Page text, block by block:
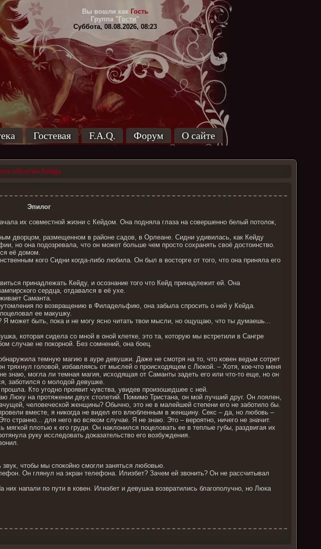
Вы вошли как Гость
Группа " Гости"
Суббота, 08.08.2026, 08:23
Гостевая F.A.Q. Форум О сайте
объятие Кейда
Эпилог
их совместной жизни с Кейдом. Она подняла глаза на совершенно белый потолок,
дворцом, размещенном в районе садов, в Орлеане. Сидни удивилась, как Кейду
но она подозревала, что он может больше чем просто сохранять своё достоинство.
её домом.
кого Сидни когда-либо любила. Он был в восторге от того, что она приняла его
принадлежать Кейду, и осознание того что Кейд принадлежит ей. Она
сердца, отдавался в её ухе.
Саманта.
по возвращению в Филадельфию, она забыла спросить о ней у Кейда.
ее макушку.
может быть, пока и не могу ясно читать твои мысли, но ощущаю, что ты думаешь...
которая сидела со мной в оной клетке, это та, которую мы встретили в Сангре
случае не покорной. Без сомнений, она боец.
темную магию в ауре девушки. Даже не смотря на то, что ковен ведьм сотрет
тряхнул головой, избавляясь от мыслей о происходящем с Люкой. – Хотя, кое-что меня
знаю, могла ли темная магия, исходящая от Саманты задеть его или что-то еще, но он
заботился о молодой девушке.
Кто угодно проявит чувства, увидев произошедшее с ней.
Люку на протяжении двух столетий. Помимо Тристана, он мой лучший друг. Он лоялен,
человеческой женщины? Обычно, это не в малейшей степени его не заботило бы.
вместе, я никогда не видел его влюбленным в женщину. Секс – да, но любовь –
странно... для него во всяком случае. Я не знаю. Это – вероятно, ничего не значит.
плотью к его груди. Он наклонился поцеловать ее в теплые губы, раздвигая их
руку исследовать доказательство его возбуждения.
чтобы мы спокойно смогли заняться любовью.
Он глянул на экран телефона. Илизбет? Зачем ей звонить? Он не рассчитывал
напали по пути в ковен. Илизбет и девушка возвратились благополучно, но Люка